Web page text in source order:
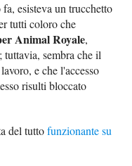
esisteva un trucchetto
tutti coloro che
Animal Royale,
sembra che il
e che l'accesso
risulti bloccato
del tuttofunzionante su